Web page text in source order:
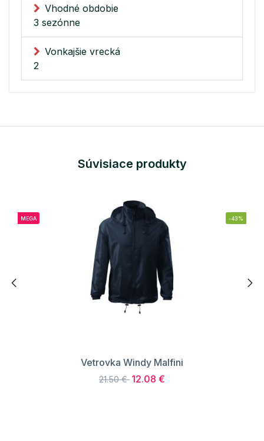
Vhodné obdobie
3 sezónne
Vonkajšie vrecká
2
Súvisiace produkty
MEGA -43%
Vetrovka Windy Malfini
21.50 € 12.08 €